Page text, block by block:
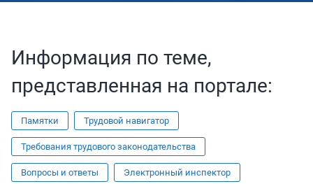
Информация по теме,
представленная на портале:
Памятки Трудовой навигатор
Требования трудового законодательства
Вопросы и ответы Электронный инспектор